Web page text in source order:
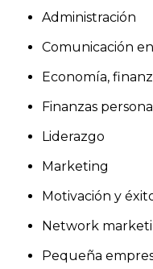
Administración
Comunicación
Economía,
Finanzas
Liderazgo
Marketing
Motivación y
Network
Pequeña